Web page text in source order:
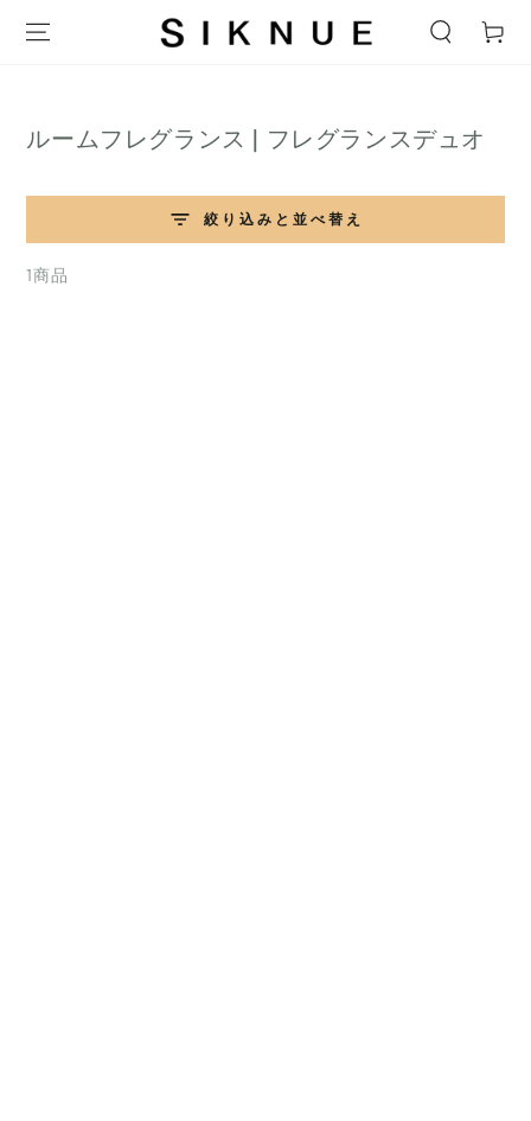
テキストをスキップ
ー
コ
ク
ョ
ン:
ルームフレグランス | フレグランスデュオ
絞り込みと並べ替え
1商品